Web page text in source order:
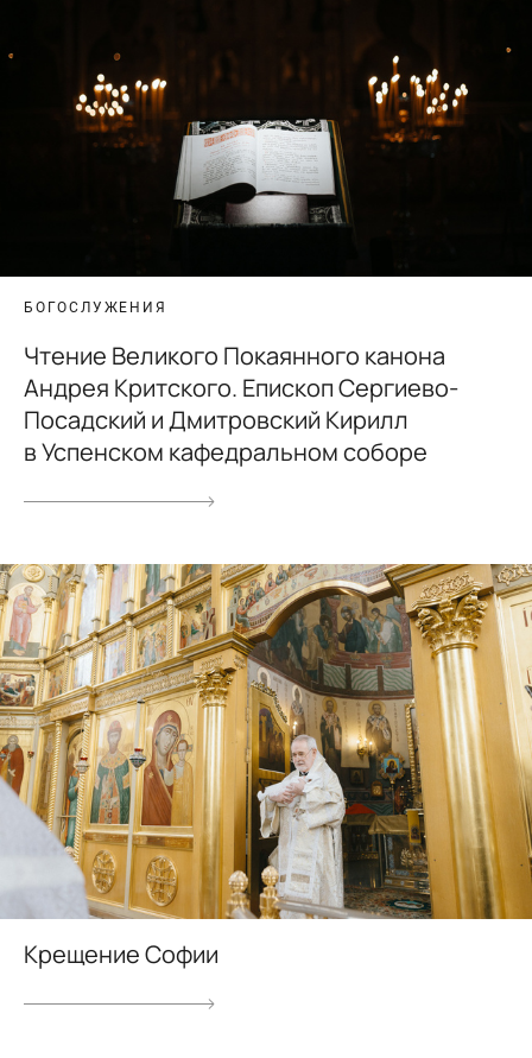
БОГОСЛУЖЕНИЯ
Чтение Великого Покаянного канона
Андрея Критского. Епископ Сергиево-
Посадский и Дмитровский Кирилл
в Успенском кафедральном соборе
Крещение Софии